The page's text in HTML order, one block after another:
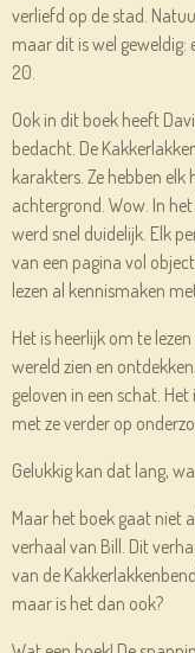
verliefd op de stad.
maar dit is wel
20.
Ook in dit boek heeft
bedacht. De
karakters. Ze hebben elk
achtergrond. Wow. In
werd snel duidelijk. Elk
van een pagina vol
lezen al kennismaken
Het is heerlijk om te
wereld zien en
geloven in een schat.
met ze verder op
Gelukkig kan dat lang,
Maar het boek gaat niet
verhaal van Bill. Dit
van de
maar is het dan ook?